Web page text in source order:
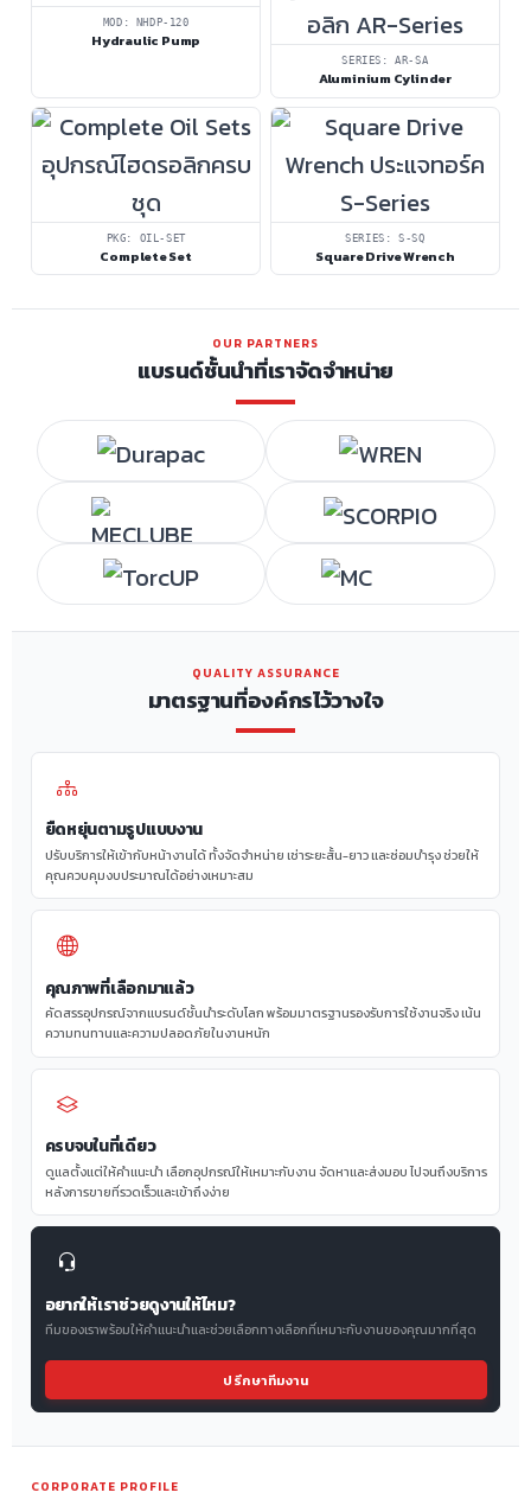
MOD: NHDP-120
Hydraulic Pump
SERIES: AR-SA
Aluminium Cylinder
PKG: OIL-SET
Complete Set
SERIES: S-SQ
Square Drive Wrench
OUR PARTNERS
แบรนด์ชั้นนำที่เราจัดจำหน่าย
QUALITY ASSURANCE
มาตรฐานที่องค์กรไว้วางใจ
ยืดหยุ่นตามรูปแบบงาน
ปรับบริการให้เข้ากับหน้างานได้ ทั้งจัดจำหน่าย เช่าระยะสั้น-ยาว และซ่อมบำรุง ช่วยให้
คุณควบคุมงบประมาณได้อย่างเหมาะสม
คุณภาพที่เลือกมาแล้ว
คัดสรรอุปกรณ์จากแบรนด์ชั้นนำระดับโลก พร้อมมาตรฐานรองรับการใช้งานจริง เน้น
ความทนทานและความปลอดภัยในงานหนัก
ครบจบในที่เดียว
ดูแลตั้งแต่ให้คำแนะนำ เลือกอุปกรณ์ให้เหมาะกับงาน จัดหาและส่งมอบ ไปจนถึงบริการ
หลังการขายที่รวดเร็วและเข้าถึงง่าย
อยากให้เราช่วยดูงานให้ไหม?
ทีมของเราพร้อมให้คำแนะนำและช่วยเลือกทางเลือกที่เหมาะกับงานของคุณมากที่สุด
ปรึกษาทีมงาน
CORPORATE PROFILE